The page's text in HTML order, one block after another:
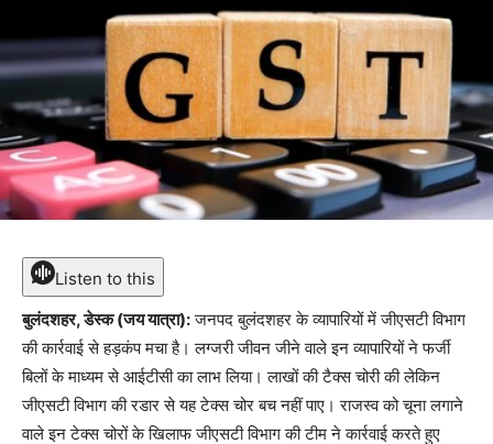
Listen to this
बुलंदशहर, डेस्क (जय यात्रा):जनपद बुलंदशहर के व्यापारियों में जीएसटी विभाग
की कार्रवाई से हड़कंप मचा है। लग्जरी जीवन जीने वाले इन व्यापारियों ने फर्जी
बिलों के माध्यम से आईटीसी का लाभ लिया। लाखों की टैक्स चोरी की लेकिन
जीएसटी विभाग की रडार से यह टेक्स चोर बच नहीं पाए। राजस्व को चूना लगाने
वाले इन टेक्स चोरों के खिलाफ जीएसटी विभाग की टीम ने कार्रवाई करते हुए